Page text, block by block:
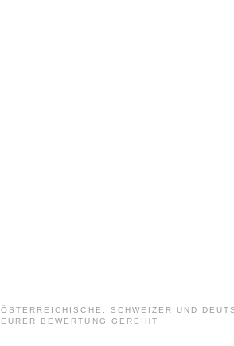
ÖSTERREICHISCHE, SCHWEIZER UND
EURER BEWERTUNG GEREIHT